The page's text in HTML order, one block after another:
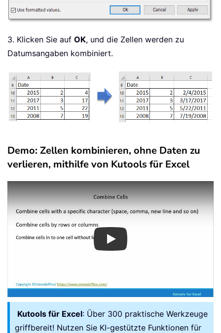
3. Klicken Sie auf OK, und die Zellen werden zu
Datumsangaben kombiniert.
Demo: Zellen kombinieren, ohne Daten zu
verlieren, mithilfe von Kutools für Excel
Play
Kutools für Excel: Über 300 praktische Werkzeuge
griffbereit! Nutzen Sie KI-gestützte Funktionen für